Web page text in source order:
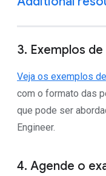
3. Exemplos
Veja os exemplos
com o formato das
que pode ser
Engineer.
4. Agende o